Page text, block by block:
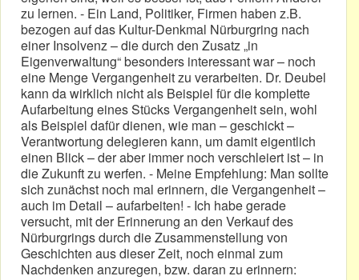
zu lernen. - Ein Land, Politiker, Firmen haben z.B.
bezogen auf das Kultur-Denkmal Nürburgring nach
einer Insolvenz – die durch den Zusatz „in
Eigenverwaltung“ besonders interessant war – noch
eine Menge Vergangenheit zu verarbeiten. Dr. Deubel
kann da wirklich nicht als Beispiel für die komplette
Aufarbeitung eines Stücks Vergangenheit sein, wohl
als Beispiel dafür dienen, wie man – geschickt –
Verantwortung delegieren kann, um damit eigentlich
einen Blick – der aber immer noch verschleiert ist – in
die Zukunft zu werfen. - Meine Empfehlung: Man sollte
sich zunächst noch mal erinnern, die Vergangenheit –
auch im Detail – aufarbeiten! - Ich habe gerade
versucht, mit der Erinnerung an den Verkauf des
Nürburgrings durch die Zusammenstellung von
Geschichten aus dieser Zeit, noch einmal zum
Nachdenken anzuregen, bzw. daran zu erinnern: